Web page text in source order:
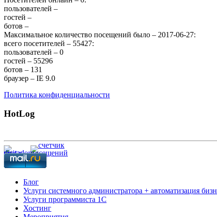
пользователей –
гостей –
ботов –
Максимальное количество посещений было – 2017-06-27:
всего посетителей – 55427:
пользователей – 0
гостей – 55296
ботов – 131
браузер – IE 9.0
Политика конфиденциальности
HotLog
Блог
Услуги системного администратора + автоматизация
Услуги программиста 1С
Хостинг